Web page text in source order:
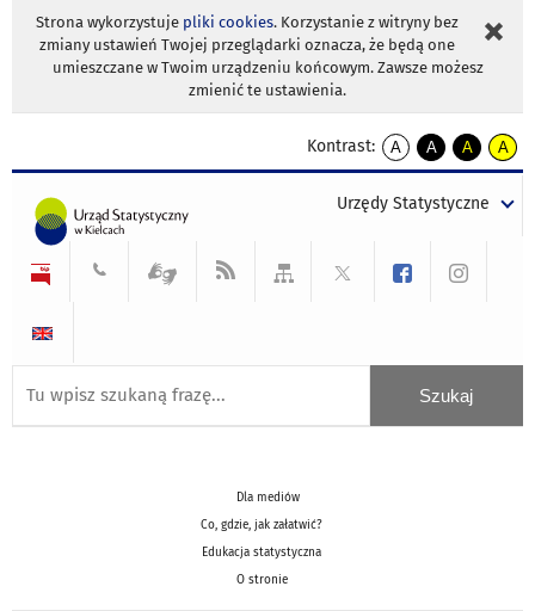
Strona wykorzystuje pliki cookies. Korzystanie z witryny bez
zmiany ustawień Twojej przeglądarki oznacza, że będą one
umieszczane w Twoim urządzeniu końcowym. Zawsze możesz
zmienić te ustawienia.
Kontrast:
A
kontrast
A
kontrast
tekst
czarnym
A
kontrast
tekst
czarnym
A
tekst
żółtym
Urzędy Statystyczne
Dla mediów
Co, gdzie, jak załatwić?
Edukacja statystyczna
O stronie